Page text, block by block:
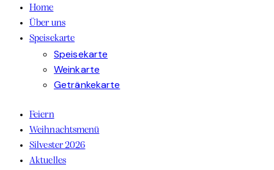
Home
Über uns
Speisekarte
Speisekarte
Weinkarte
Getränkekarte
Feiern
Weihnachtsmenü
Silvester 2026
Aktuelles